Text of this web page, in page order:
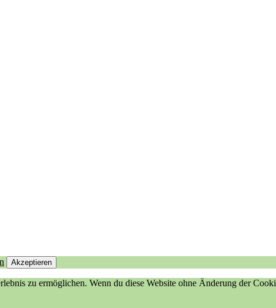
Akzeptieren
zu ermöglichen. Wenn du diese Website ohne Änderung der